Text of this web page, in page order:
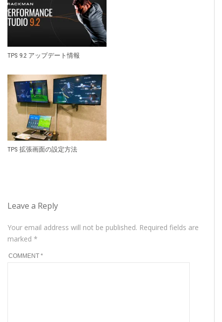
TPS 9.2 アップデート情報
TPS 拡張画面の設定方法
Leave a Reply
Your email address will not be published. Required fields are
marked *
COMMENT *